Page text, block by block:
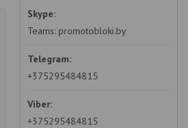
Teams: promotobloki.by
+375295484815
+375295484815